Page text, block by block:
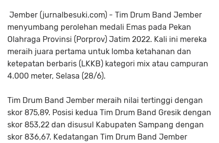
Jember (jurnalbesuki.com) - Tim Drum Band Jember
menyumbang perolehan medali Emas pada Pekan
Olahraga Provinsi (Porprov) Jatim 2022. Kali ini mereka
meraih juara pertama untuk lomba ketahanan dan
ketepatan berbaris (LKKB) kategori mix atau campuran
4.000 meter, Selasa (28/6).
Tim Drum Band Jember meraih nilai tertinggi dengan
skor 875,89. Posisi kedua Tim Drum Band Gresik dengan
skor 853,22 dan disusul Kabupaten Sampang dengan
skor 836,67. Kedatangan Tim Drum Band Jember